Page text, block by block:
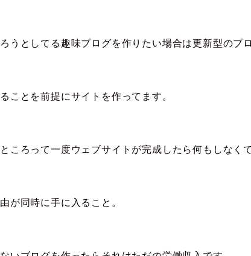
うとしてる趣味ブログを作りたい場合は更新型のブ
ことを前提にサイトを作ってます。
ころって一度ウェブサイトが完成したら何もしなく
が同時に手に入ること。